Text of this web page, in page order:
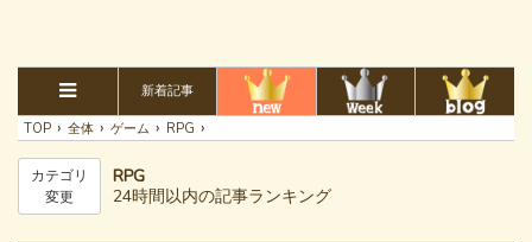
新着記事
TOP › 全体 › ゲーム › RPG ›
カテゴリ
変更
RPG
24時間以内の記事ランキング